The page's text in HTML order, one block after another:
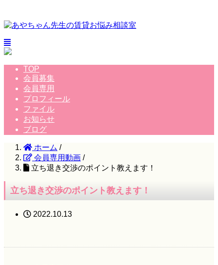
TOP
会員募集
会員専用
プロフィール
ファイル
お知らせ
ブログ
ホーム /
会員専用動画 /
立ち退き交渉のポイント教えます！
立ち退き交渉のポイント教えます！
2022.10.13